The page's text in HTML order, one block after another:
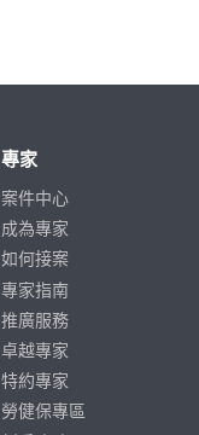
專家
案件中心
成為專家
如何接案
專家指南
推廣服務
卓越專家
特約專家
勞健保專區